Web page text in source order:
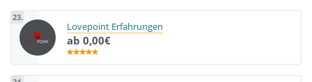
23.
Lovepoint Erfahrungen
ab 0,00€